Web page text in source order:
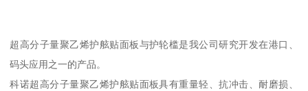
超高分子量聚乙烯护舷贴面板与护轮槛是我公司研究开发在港口、
码头应用之一的产品。
科诺超高分子量聚乙烯护舷贴面板具有重量轻、抗冲击、耐磨损、